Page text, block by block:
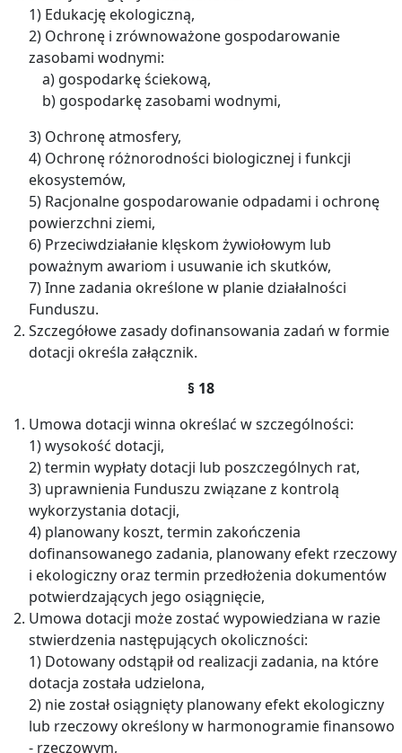
1) Edukację ekologiczną,
2) Ochronę i zrównoważone gospodarowanie
zasobami wodnymi:
a) gospodarkę ściekową,
b) gospodarkę zasobami wodnymi,
3) Ochronę atmosfery,
4) Ochronę różnorodności biologicznej i funkcji
ekosystemów,
5) Racjonalne gospodarowanie odpadami i ochronę
powierzchni ziemi,
6) Przeciwdziałanie klęskom żywiołowym lub
poważnym awariom i usuwanie ich skutków,
7) Inne zadania określone w planie działalności
Funduszu.
Szczegółowe zasady dofinansowania zadań w formie
dotacji określa załącznik.
§ 18
Umowa dotacji winna określać w szczególności:
1) wysokość dotacji,
2) termin wypłaty dotacji lub poszczególnych rat,
3) uprawnienia Funduszu związane z kontrolą
wykorzystania dotacji,
4) planowany koszt, termin zakończenia
dofinansowanego zadania, planowany efekt rzeczowy
i ekologiczny oraz termin przedłożenia dokumentów
potwierdzających jego osiągnięcie,
Umowa dotacji może zostać wypowiedziana w razie
stwierdzenia następujących okoliczności:
1) Dotowany odstąpił od realizacji zadania, na które
dotacja została udzielona,
2) nie został osiągnięty planowany efekt ekologiczny
lub rzeczowy określony w harmonogramie finansowo
- rzeczowym,